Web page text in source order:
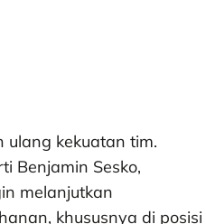
ulang kekuatan tim.
Benjamin Sesko,
melanjutkan
khususnya di posisi